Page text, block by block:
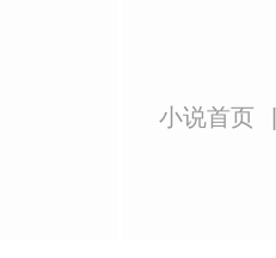
小说首页